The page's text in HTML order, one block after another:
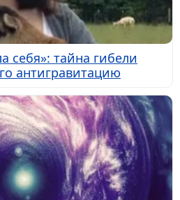
себя»: тайна гибели
антигравитацию